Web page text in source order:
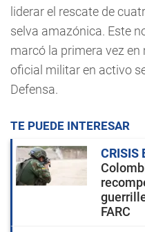
liderar el rescate de
selva amazónica. Este
marcó la primera vez
oficial militar en activo
Defensa.
TE PUEDE INTERESAR
CRISIS
FARC